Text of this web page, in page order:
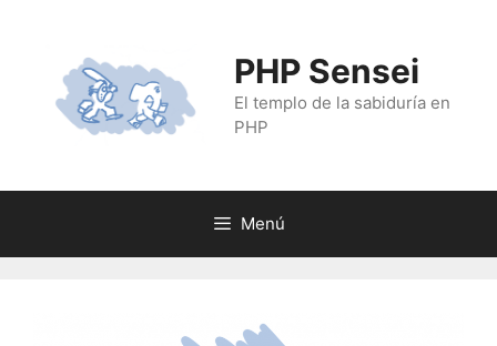
contenido
PHP Sensei
El templo de la sabiduría en
PHP
Menú